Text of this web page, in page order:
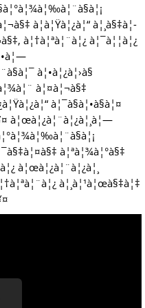
à¦à¦Ÿà¦¿à¦“ à¦¸à§‡à¦­
à¦†à¦ªà¦¨à¦¿ à¦¯à¦¦à¦¿
à¦•à¦¿à¦›à§
à¦¤à¦¬à§‡
à¦¯à§à¦•à§à¦¤
à¦œà¦¿à¦¨à¦¿à¦¸à¦—
à¦ªà¦¾à¦°à§‡
à¦œà¦¿à¦¨à¦¿à¦¸
à¦¸à¦¹à¦œà§‡à¦‡